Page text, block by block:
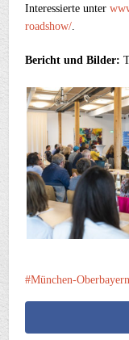
Interessierte unter
roadshow/
Bericht und Bilder:
München-Oberbayern